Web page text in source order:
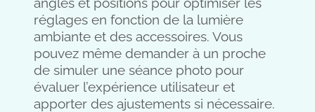
réglages en fonction de la lumière
ambiante et des accessoires. Vous
pouvez même demander à un proche
de simuler une séance photo pour
évaluer l’expérience utilisateur et
apporter des ajustements si nécessaire.